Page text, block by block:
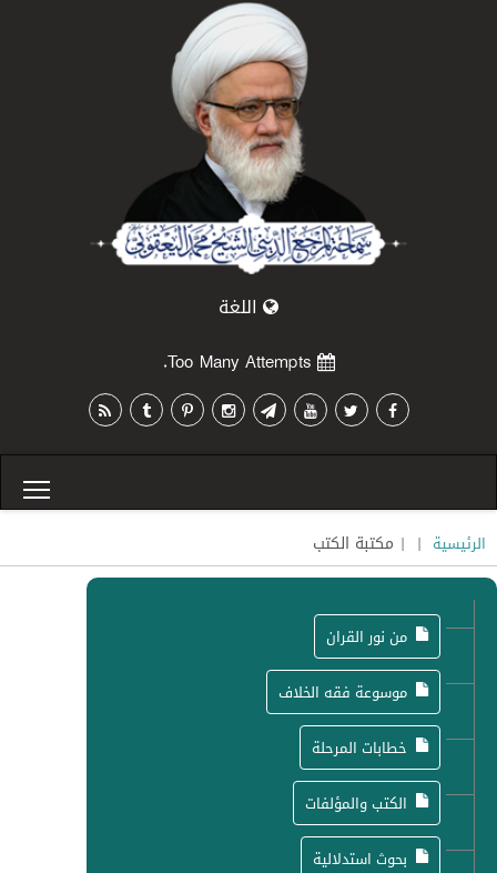
اللغة
Too Many Attempts.
الرئيسية | | مكتبة الكتب
من نور القران
موسوعة فقه الخلاف
خطابات المرحلة
الكتب والمؤلفات
بحوث استدلالية